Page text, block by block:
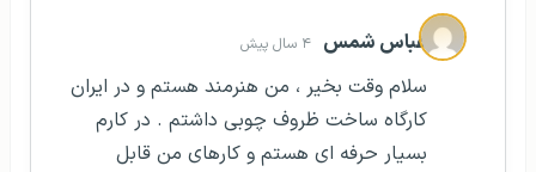
عباس شمس ۴ سال پیش
سلام وقت بخیر ، من هنرمند هستم و در ایران
کارگاه ساخت ظروف چوبی داشتم . در کارم
بسیار حرفه ای هستم و کارهای من قابل